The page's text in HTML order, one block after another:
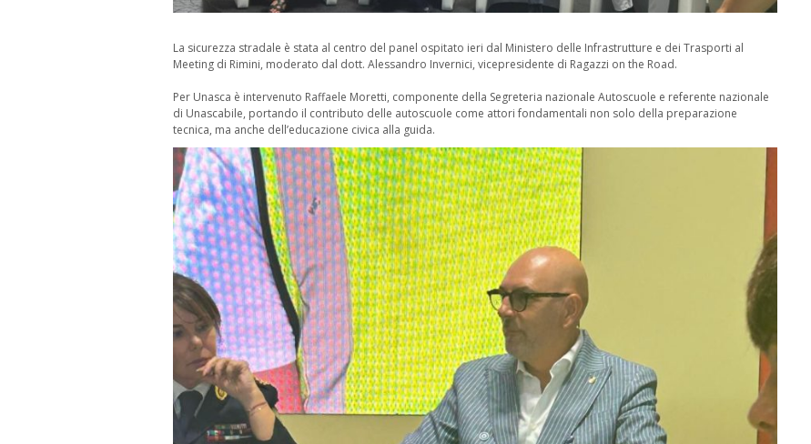
La sicurezza stradale è stata al centro del panel ospitato ieri dal Ministero delle Infrastrutture e dei Trasporti al
Meeting di Rimini, moderato dal dott. Alessandro Invernici, vicepresidente di Ragazzi on the Road.
Per Unasca è intervenuto Raffaele Moretti, componente della Segreteria nazionale Autoscuole e referente nazionale
di Unascabile, portando il contributo delle autoscuole come attori fondamentali non solo della preparazione
tecnica, ma anche dell’educazione civica alla guida.